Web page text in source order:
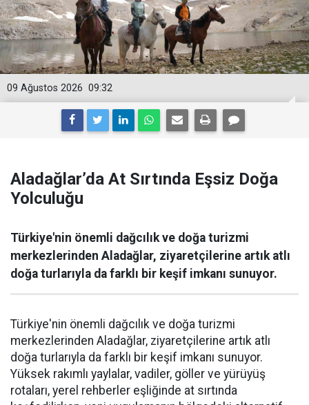
09:32
09 Ağustos 2026
Aladağlar’da At Sırtında Eşsiz Doğa
Yolculuğu
Türkiye'nin önemli dağcılık ve doğa turizmi
merkezlerinden Aladağlar, ziyaretçilerine artık atlı
doğa turlarıyla da farklı bir keşif imkanı sunuyor.
Türkiye'nin önemli dağcılık ve doğa turizmi
merkezlerinden Aladağlar, ziyaretçilerine artık atlı
doğa turlarıyla da farklı bir keşif imkanı sunuyor.
Yüksek rakımlı yaylalar, vadiler, göller ve yürüyüş
rotaları, yerel rehberler eşliğinde at sırtında